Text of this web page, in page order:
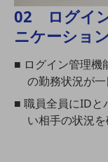
お悩みから見つける
お悩みから見つけるTOP
ネットワーク
モバイル・音声
バックオフィス
リモート・ハイブリッ
02 ログイ
ニケーショ
■ ログイン管理機
の勤務状況が
■ 職員全員にIDと
い相手の状況